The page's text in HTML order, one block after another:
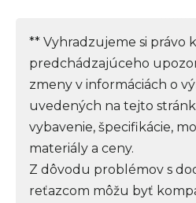
** Vyhradzujeme si právo
predchádzajúceho
zmeny v informáciách o
uvedených na tejto
vybavenie, špecifikácie,
materiály a ceny.
Z dôvodu problémov s
reťazcom môžu byť